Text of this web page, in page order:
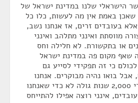
הישראלי שלנו במדינת ישראל של
שאכן באמת אין מה לעשות, כלו כל
אלא בעובדים זרים, אז אנחנו נשב,
מווסתת ואינני מתלהב ואינני
או בתקשורת. לא חלילה וחס
שאף מקום פה במדינת ישראל
כי זה תפקידי לסייע גם
אבל בואו נהיה מבוקרים. אנחנו
בנינו לנו פה מדינה אחרי 2,000 שנות גולה לא כדי שאנחנו
אינני רוצה אפילו להתייחס